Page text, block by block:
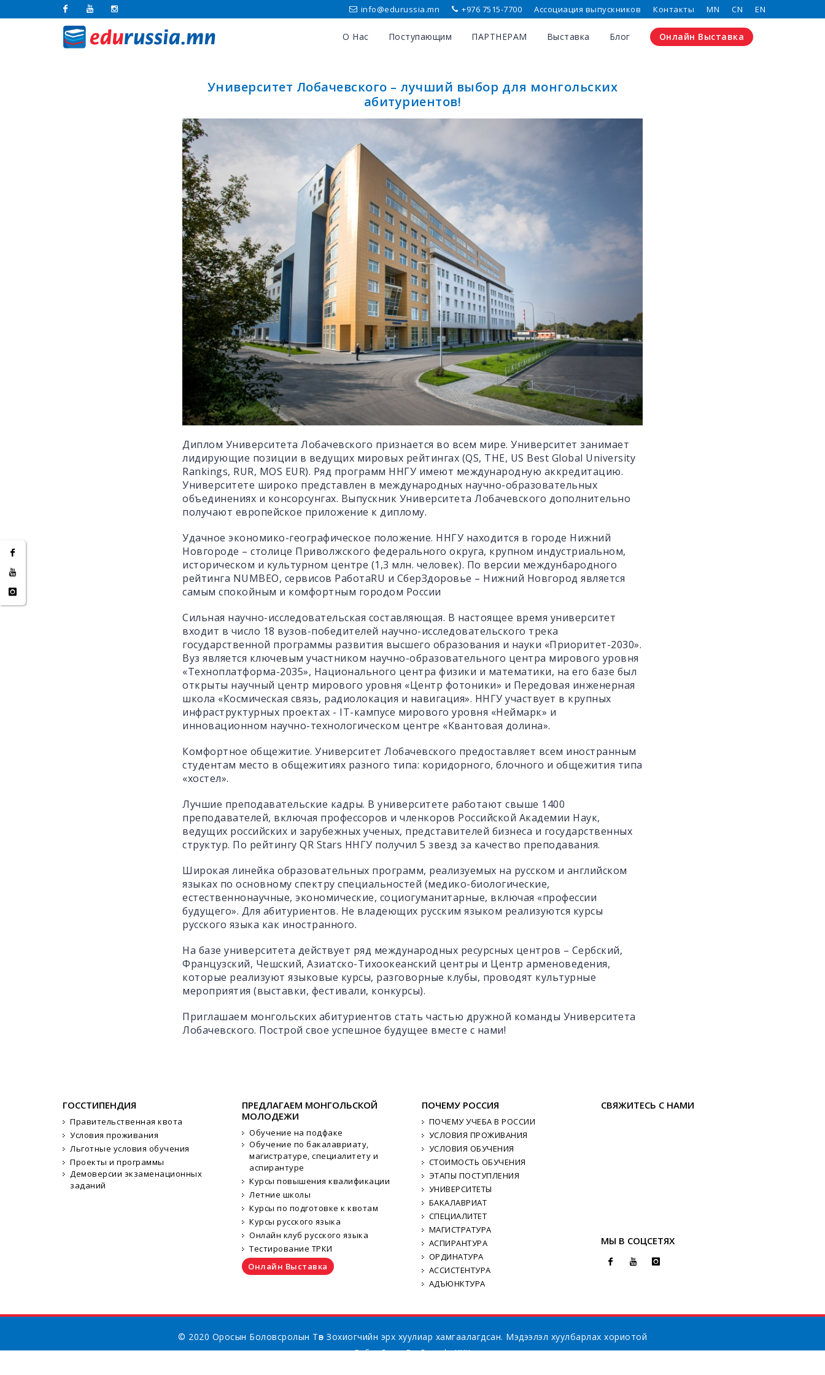
FacebookYoutubeInstagram
info@edurussia.mn +976 7515-7700 Ассоциация выпускников Контакты MN CN EN
О Нас Поступающим ПАРТНЕРАМ Выставка Блог Онлайн Выставка
Университет Лобачевского – лучший выбор для монгольских
абитуриентов!
Диплом Университета Лобачевского признается во всем мире. Университет занимает
лидирующие позиции в ведущих мировых рейтингах (QS, THE, US Best Global University
Rankings, RUR, MOS EUR). Ряд программ ННГУ имеют международную аккредитацию.
Университете широко представлен в международных научно-образовательных
объединениях и консорсунгах. Выпускник Университета Лобачевского дополнительно
получают европейское приложение к диплому.
Удачное экономико-географическое положение. ННГУ находится в городе Нижний
Новгороде – столице Приволжского федерального округа, крупном индустриальном,
историческом и культурном центре (1,3 млн. человек). По версии междун6ародного
рейтинга NUMBEO, сервисов PаботаRU и СберЗдоровье – Нижний Новгород является
самым спокойным и комфортным городом России
Сильная научно-исследовательская составляющая. В настоящее время университет
входит в число 18 вузов-победителей научно-исследовательского трека
государственной программы развития высшего образования и науки «Приоритет-2030».
Вуз является ключевым участником научно-образовательного центра мирового уровня
«Техноплатформа-2035», Национального центра физики и математики, на его базе был
открыты научный центр мирового уровня «Центр фотоники» и Передовая инженерная
школа «Космическая связь, радиолокация и навигация». ННГУ участвует в крупных
инфраструктурных проектах - IT-кампусе мирового уровня «Неймарк» и
инновационном научно-технологическом центре «Квантовая долина».
Комфортное общежитие. Университет Лобачевского предоставляет всем иностранным
студентам место в общежитиях разного типа: коридорного, блочного и общежития типа
«хостел».
Лучшие преподавательские кадры. В университете работают свыше 1400
преподавателей, включая профессоров и членкоров Российской Академии Наук,
ведущих российских и зарубежных ученых, представителей бизнеса и государственных
структур. По рейтингу QR Stars ННГУ получил 5 звезд за качество преподавания.
Широкая линейка образовательных программ, реализуемых на русском и английском
языках по основному спектру специальностей (медико-биологические,
естественнонаучные, экономические, социогуманитарные, включая «профессии
будущего». Для абитуриентов. Не владеющих русским языком реализуются курсы
русского языка как иностранного.
На базе университета действует ряд международных ресурсных центров – Сербский,
Французский, Чешский, Азиатско-Тихоокеанский центры и Центр арменоведения,
которые реализуют языковые курсы, разговорные клубы, проводят культурные
мероприятия (выставки, фестивали, конкурсы).
Приглашаем монгольских абитуриентов стать частью дружной команды Университета
Лобачевского. Построй свое успешное будущее вместе с нами!
ГОССТИПЕНДИЯ
Правительственная квота
Условия проживания
Льготные условия обучения
Проекты и программы
Демоверсии экзаменационных
заданий
ПРЕДЛАГАЕМ МОНГОЛЬСКОЙ
МОЛОДЕЖИ
Обучение на подфаке
Обучение по бакалавриату,
магистратуре, специалитету и
аспирантуре
Курсы повышения квалификации
Летние школы
Курсы по подготовке к квотам
Курсы русского языка
Онлайн клуб русского языка
Тестирование ТРКИ
Онлайн Выставка
ПОЧЕМУ РОССИЯ
ПОЧЕМУ УЧЕБА В РОССИИ
УСЛОВИЯ ПРОЖИВАНИЯ
УСЛОВИЯ ОБУЧЕНИЯ
СТОИМОСТЬ ОБУЧЕНИЯ
ЭТАПЫ ПОСТУПЛЕНИЯ
УНИВЕРСИТЕТЫ
БАКАЛАВРИАТ
СПЕЦИАЛИТЕТ
МАГИСТРАТУРА
АСПИРАНТУРА
ОРДИНАТУРА
АССИСТЕНТУРА
АДЪЮНКТУРА
СВЯЖИТЕСЬ С НАМИ
МЫ В СОЦСЕТЯХ
© 2020 Оросын Боловсролын Төв Зохиогчийн эрх хуулиар хамгаалагдсан. Мэдээлэл хуулбарлах хориотой
Вэб сайтыг:Грийн софт ХХК